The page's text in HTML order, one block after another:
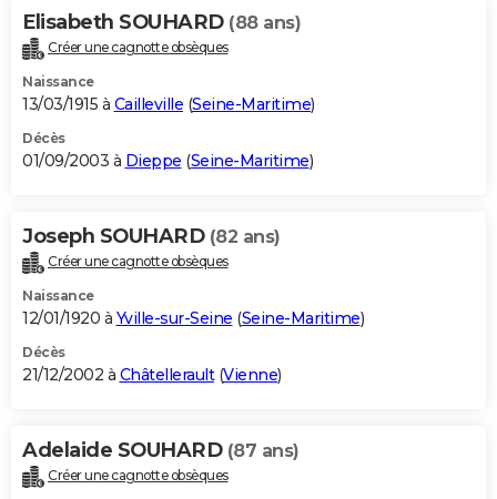
Elisabeth SOUHARD (88 ans)
Créer une cagnotte obsèques
Naissance
13/03/1915 à Cailleville (Seine-Maritime)
Décès
01/09/2003 à Dieppe (Seine-Maritime)
Joseph SOUHARD (82 ans)
Créer une cagnotte obsèques
Naissance
12/01/1920 à Yville-sur-Seine (Seine-Maritime)
Décès
21/12/2002 à Châtellerault(Vienne)
Adelaide SOUHARD (87 ans)
Créer une cagnotte obsèques